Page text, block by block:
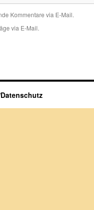
Kommentare via E-Mail.
via E-Mail.